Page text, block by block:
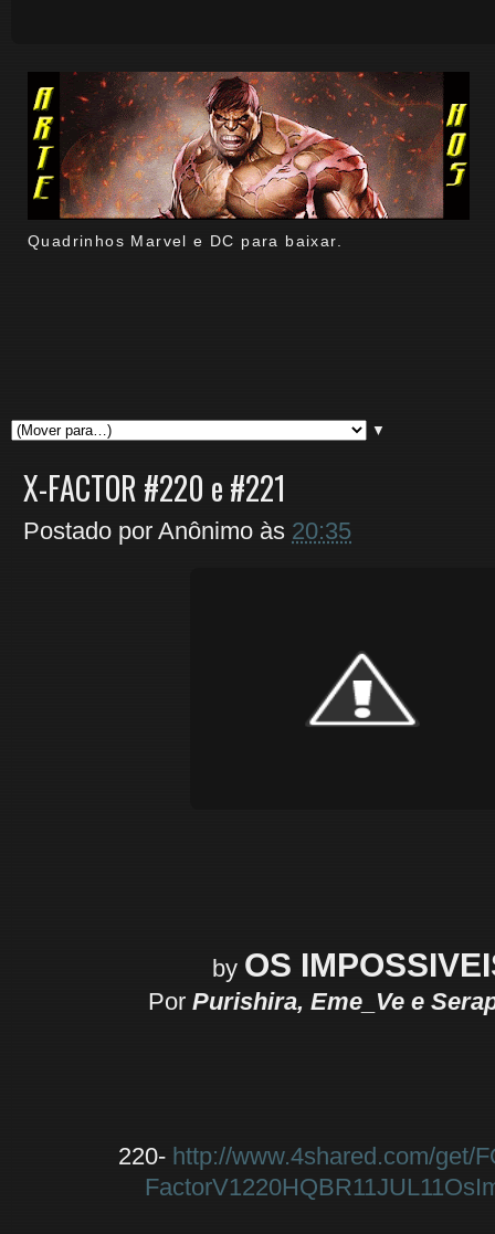
Quadrinhos Marvel e DC para baixar.
▼
X-FACTOR #220 e #221
Postado por Anônimo às 20:35
by OS
Por Purishira, Eme_Ve e
220- http://www.4shared.com/get/